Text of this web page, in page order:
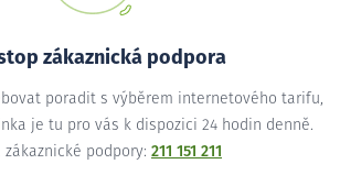
zákaznická podpora
poradit s výběrem internetového tarifu,
je tu pro vás k dispozici 24 hodin denně.
zákaznické podpory: 211 151 211